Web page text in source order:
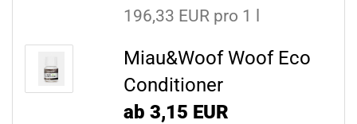
196,33 EUR pro 1 l
Miau&Woof Woof Eco
Conditioner
ab 3,15 EUR